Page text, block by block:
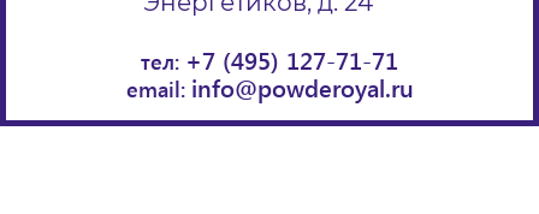
тел: +7 (495) 127-71-71
email: info@powderoyal.ru